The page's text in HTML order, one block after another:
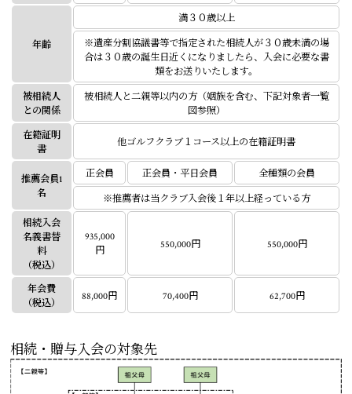
年齢
満３０歳以上
※遺産分割協議書等で指定された相続人が３０歳未満の場
合は３０歳の誕生日近くになりましたら、入会に必要な書
類をお送りいたします。
被相続人
との関係
被相続人と二親等以内の方（姻族を含む、下記対象者一覧
図参照）
在籍証明
書
他ゴルフクラブ１コース以上の在籍証明書
推薦会員1
名
正会員 正会員・平日会員
全種類の会員
※推薦者は当クラブ入会後１年以上経っている方
相続入会
名義書替
料
（税込）
935,000
円
550,000円 550,000円
年会費
（税込）
88,000円 70,400円 62,700円
相続・贈与入会の対象先